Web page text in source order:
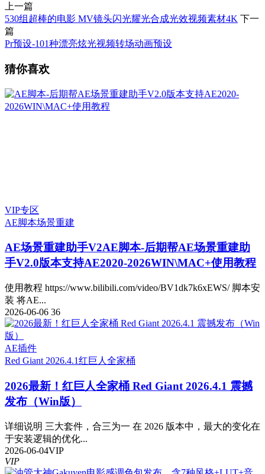
上一篇
530组超棒的电影 MV镜头闪光耀光合成光效视频素材4K 下一
篇
Pr预设-101种漂亮炫光视频转场动画预设
猜你喜欢
VIP专区
AE脚本场景重建
AE场景重建助手V2AE脚本-后期帮AE场景重建助
手V2.0版本支持AE2020-2026WIN\MAC+使用教程
使用教程 https://www.bilibili.com/video/BV1dk7k6xEWS/ 脚本安
装 将AE...
2026-06-06 36
AE插件
Red Giant 2026.4.1红巨人全家桶
2026最新！红巨人全家桶 Red Giant 2026.4.1 震撼
发布（Win版）
详细说明 三大套件，合三为一 在 2026 版本中，最大的变化在
于安装逻辑的优化...
2026-06-04VIP
VIP